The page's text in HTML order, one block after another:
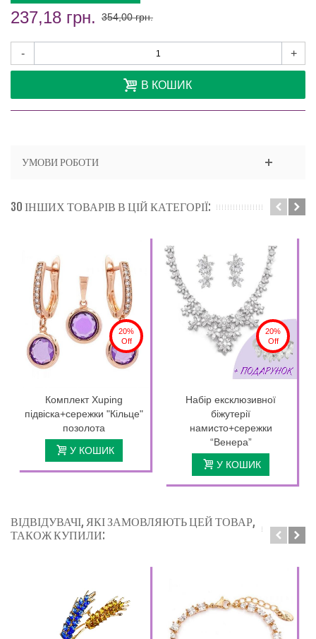
237,18 грн. 354,00 грн.
- +
В КОШИК
УМОВИ РОБОТИ
30 ІНШИХ ТОВАРІВ В ЦІЙ КАТЕГОРІЇ:
20%
Off
Комплект Xuping
підвіска+сережки "Кільце"
позолота
У КОШИК
20%
Off
Набір ексклюзивної
біжутерії
намисто+сережки
“Венера”
У КОШИК
ВІДВІДУВАЧІ, ЯКІ ЗАМОВЛЯЮТЬ ЦЕЙ ТОВАР,
ТАКОЖ КУПИЛИ: